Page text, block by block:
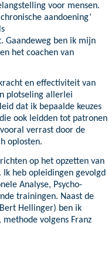
voor mensen.
aandoening’
Gaandeweg ben ik mijn
het coachen van
en effectiviteit van
plotseling allerlei
dat ik bepaalde keuzes
ook leidden tot patronen
verrast door de
oplosten.
op het opzetten van
Ik heb opleidingen gevolgd
Analyse, Psycho-
trainingen. Naast de
Hellinger) ben ik
volgens Franz